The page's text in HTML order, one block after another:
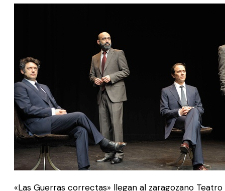
«Las Guerras correctas» llegan al zaragozano